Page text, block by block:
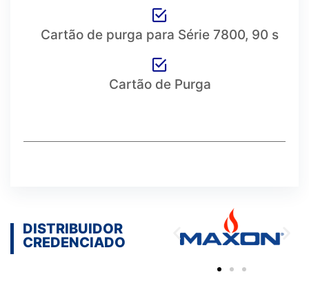
Cartão de purga para Série 7800, 90 s
Cartão de Purga
DISTRIBUIDOR
CREDENCIADO